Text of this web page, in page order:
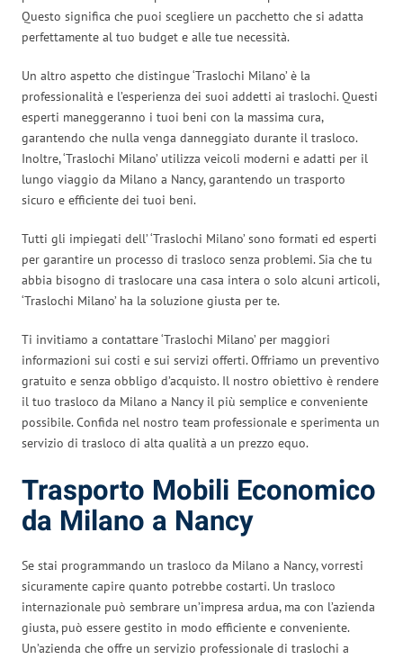
Questo significa che puoi scegliere un pacchetto che si adatta
perfettamente al tuo budget e alle tue necessità.
Un altro aspetto che distingue ‘Traslochi Milano’ è la
professionalità e l’esperienza dei suoi addetti ai traslochi. Questi
esperti maneggeranno i tuoi beni con la massima cura,
garantendo che nulla venga danneggiato durante il trasloco.
Inoltre, ‘Traslochi Milano’ utilizza veicoli moderni e adatti per il
lungo viaggio da Milano a Nancy, garantendo un trasporto
sicuro e efficiente dei tuoi beni.
Tutti gli impiegati dell’ ‘Traslochi Milano’ sono formati ed esperti
per garantire un processo di trasloco senza problemi. Sia che tu
abbia bisogno di traslocare una casa intera o solo alcuni articoli,
‘Traslochi Milano’ ha la soluzione giusta per te.
Ti invitiamo a contattare ‘Traslochi Milano’ per maggiori
informazioni sui costi e sui servizi offerti. Offriamo un preventivo
gratuito e senza obbligo d’acquisto. Il nostro obiettivo è rendere
il tuo trasloco da Milano a Nancy il più semplice e conveniente
possibile. Confida nel nostro team professionale e sperimenta un
servizio di trasloco di alta qualità a un prezzo equo.
Trasporto Mobili Economico
da Milano a Nancy
Se stai programmando un trasloco da Milano a Nancy, vorresti
sicuramente capire quanto potrebbe costarti. Un trasloco
internazionale può sembrare un’impresa ardua, ma con l’azienda
giusta, può essere gestito in modo efficiente e conveniente.
Un’azienda che offre un servizio professionale di traslochi a